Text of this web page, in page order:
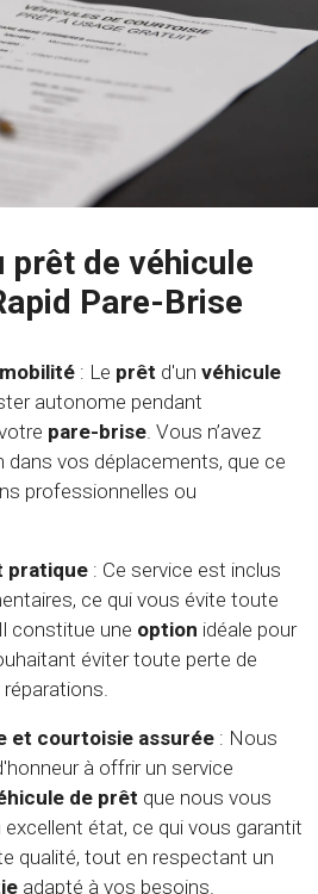
prêt de véhicule
Pare-Brise
: Le prêt d'un véhicule
autonome pendant
pare-brise. Vous n’avez
dans vos déplacements, que ce
professionnelles ou
pratique : Ce service est inclus
ce qui vous évite toute
constitue une option idéale pour
éviter toute perte de
et courtoisie assurée : Nous
à offrir un service
de prêt que nous vous
état, ce qui vous garantit
qualité, tout en respectant un
adapté à vos besoins.